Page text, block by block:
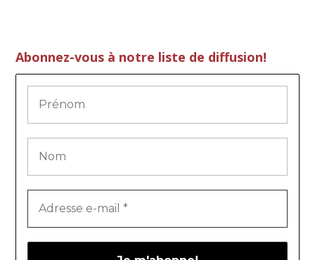
Abonnez-vous à notre liste de diffusion!